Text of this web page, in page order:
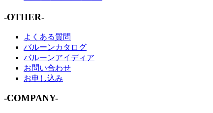
-OTHER-
よくある質問
バルーンカタログ
バルーンアイディア
お問い合わせ
お申し込み
-COMPANY-